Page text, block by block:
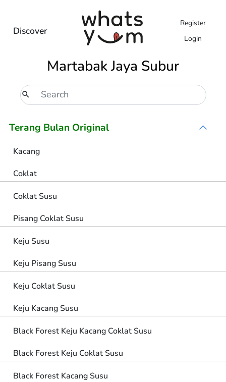
Discover
Register
Login
Martabak Jaya Subur
Terang Bulan Original
Kacang
Coklat
Coklat Susu
Pisang Coklat Susu
Keju Susu
Keju Pisang Susu
Keju Coklat Susu
Keju Kacang Susu
Black Forest Keju Kacang Coklat Susu
Black Forest Keju Coklat Susu
Black Forest Kacang Susu